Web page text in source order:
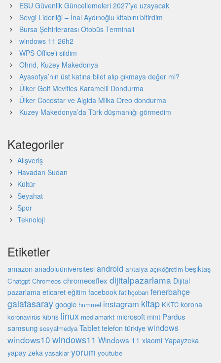
ESU Güvenlik Güncellemeleri 2027’ye uzayacak
Sevgi Liderliği – İnal Aydınoğlu kitabını bitirdim
Bursa Şehirlerarası Otobüs Terminali
windows 11 26h2
WPS Office’i sildim
Ohrid, Kuzey Makedonya
Ayasofya’nın üst katına bilet alıp çıkmaya değer mi?
Ülker Golf Mcvities Karamelli Dondurma
Ülker Cocostar ve Algida Milka Oreo dondurma
Kuzey Makedonya’da Türk düşmanlığı görmedim
Kategoriler
Alışveriş
Havadan Sudan
Kültür
Seyahat
Spor
Teknoloji
Etiketler
amazon anadoluüniversitesi android antalya açıköğretim beşiktaş
Chatgpt Chromeos chromeosflex dijitalpazarlama Dijital
pazarlama eticaret eğitim facebook fatihçoban fenerbahçe
galatasaraygoogle hummel instagram kitap KKTC korona
koronavirüs kıbrıs linux mediamarkt microsoft mint Pardus
samsung sosyalmedya Tablet telefon türkiyewindows
windows10 windows11 Windows 11 xiaomi Yapayzeka
yapay zeka yasaklar yorum youtube